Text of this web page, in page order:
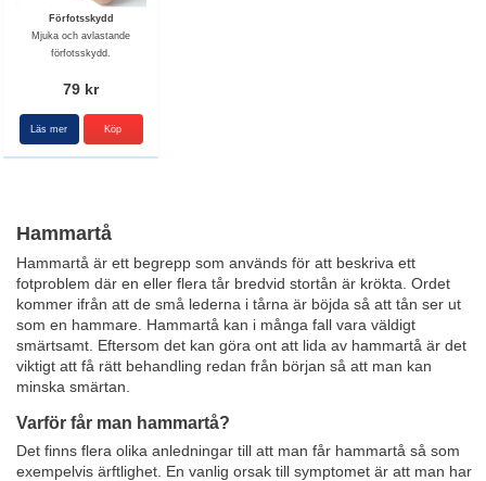
Förfotsskydd
Mjuka och avlastande
förfotsskydd.
79 kr
Läs mer
Hammartå
Hammartå är ett begrepp som används för att beskriva ett
fotproblem där en eller flera tår bredvid stortån är krökta. Ordet
kommer ifrån att de små lederna i tårna är böjda så att tån ser ut
som en hammare. Hammartå kan i många fall vara väldigt
smärtsamt. Eftersom det kan göra ont att lida av hammartå är det
viktigt att få rätt behandling redan från början så att man kan
minska smärtan.
Varför får man hammartå?
Det finns flera olika anledningar till att man får hammartå så som
exempelvis ärftlighet. En vanlig orsak till symptomet är att man har